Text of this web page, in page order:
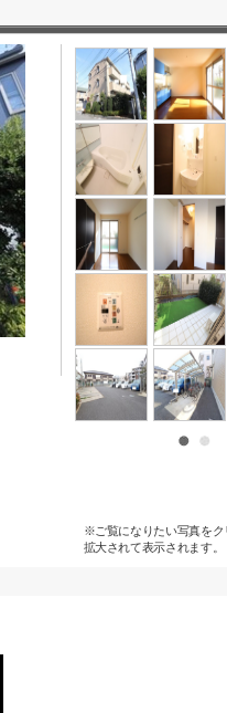
※ご覧になりたい写真をク
拡大されて表示されます。